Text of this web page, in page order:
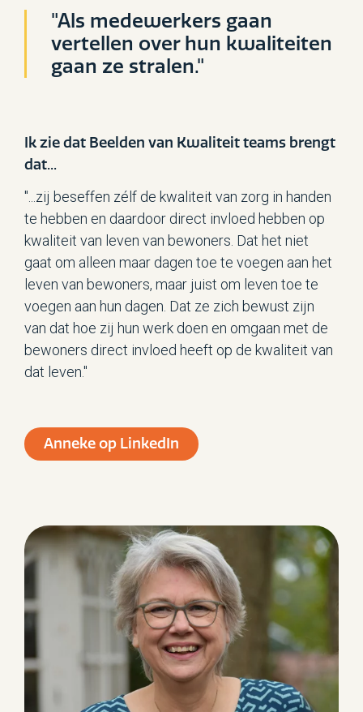
"Als medewerkers gaan
vertellen over hun kwaliteiten
gaan ze stralen."
Ik zie dat Beelden van Kwaliteit teams brengt
dat...
"...zij beseffen zélf de kwaliteit van zorg in handen
te hebben en daardoor direct invloed hebben op
kwaliteit van leven van bewoners. Dat het niet
gaat om alleen maar dagen toe te voegen aan het
leven van bewoners, maar juist om leven toe te
voegen aan hun dagen. Dat ze zich bewust zijn
van dat hoe zij hun werk doen en omgaan met de
bewoners direct invloed heeft op de kwaliteit van
dat leven."
Anneke op LinkedIn